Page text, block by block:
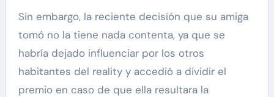
Sin embargo, la reciente decisión que su amiga
tomó no la tiene nada contenta, ya que se
habría dejado influenciar por los otros
habitantes del reality y accedió a dividir el
premio en caso de que ella resultara la